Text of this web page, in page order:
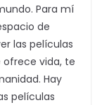
Para mí
de
las películas
vida, te
Hay
películas